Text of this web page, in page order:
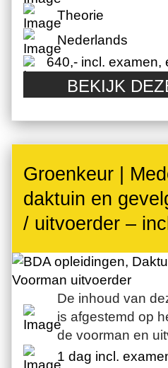
Theorie
Nederlands
640,- incl. examen,
BEKIJK
Groenkeur |
daktuin en
/ uitvoerder –
De inhoud van
is afgestemd op
de voorman en
1 dag incl.